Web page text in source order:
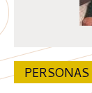
PERSONAS